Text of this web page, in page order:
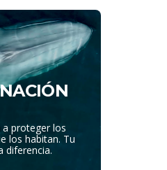
proteger los
los habitan. Tu
diferencia.